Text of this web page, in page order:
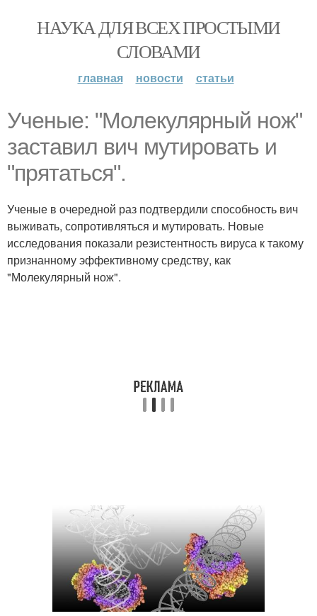
НАУКА ДЛЯ ВСЕХ ПРОСТЫМИ
СЛОВАМИ
главная новости статьи
Ученые: "Молекулярный нож"
заставил вич мутировать и
"прятаться".
Ученые в очередной раз подтвердили способность вич
выживать, сопротивляться и мутировать. Новые
исследования показали резистентность вируса к такому
признанному эффективному средству, как
"Молекулярный нож".